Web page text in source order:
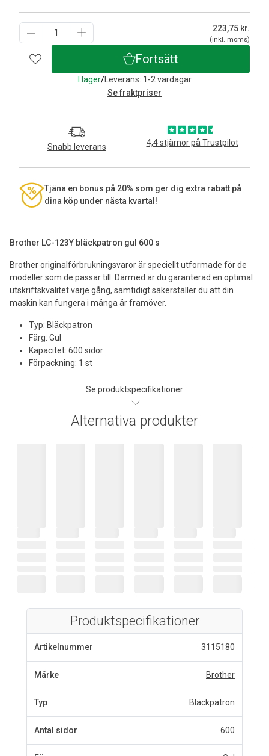
Brother LC-123Y bläckpatron gul 600 s
Brother originalförbrukningsvaror är speciellt utformade för de
modeller som de passar till. Därmed är du garanterad en optimal
utskriftskvalitet varje gång, samtidigt säkerställer du att din
maskin kan fungera i många år framöver.
Typ: Bläckpatron
Färg: Gul
Kapacitet: 600 sidor
Förpackning: 1 st
Se produktspecifikationer
223,75 kr.
(inkl. moms)
Fortsätt
I lager/Leverans: 1-2 vardagar
Se fraktpriser
Snabb leverans 4,4 stjärnor på Trustpilot
Tjäna en bonus på 20% som ger dig extra rabatt på
dina köp under nästa kvartal!
Alternativa produkter
Produktspecifikationer
Artikelnummer 3115180
Märke Brother
Typ Bläckpatron
Antal sidor 600